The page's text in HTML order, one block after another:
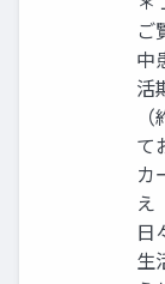
ご
中
活
て
カ
え
日
生